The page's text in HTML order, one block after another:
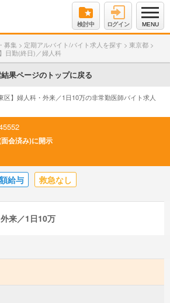
検討中 ログイン MENU
募集 > 定期アルバイト/バイト求人を探す > 東京都 >
日勤(終日)／婦人科
果ページのトップに戻る
】婦人科・外来／1日10万の非常勤医師バイト求人
会済み)に開示
給与 救急なし
来／1日10万